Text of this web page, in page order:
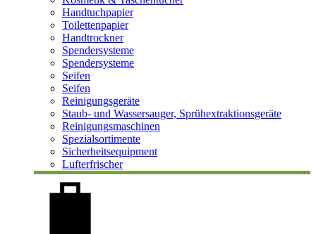
Handtuchpapier
Toilettenpapier
Handtrockner
Spendersysteme
Spendersysteme
Seifen
Seifen
Reinigungsgeräte
Staub- und Wassersauger, Sprühextraktionsgeräte
Reinigungsmaschinen
Spezialsortimente
Sicherheitsequipment
Lufterfrischer